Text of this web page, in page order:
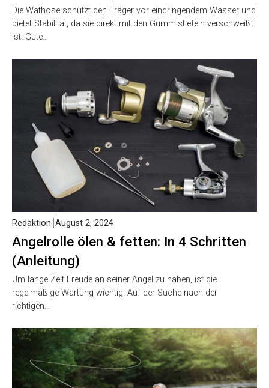
Die Wathose schützt den Träger vor eindringendem Wasser und
bietet Stabilität, da sie direkt mit den Gummistiefeln verschweißt
ist. Gute…
Angelrolle ölen & fetten: In 4 Schritten
(Anleitung)
Redaktion August 2, 2024
Um lange Zeit Freude an seiner Angel zu haben, ist die
regelmäßige Wartung wichtig. Auf der Suche nach der
richtigen…